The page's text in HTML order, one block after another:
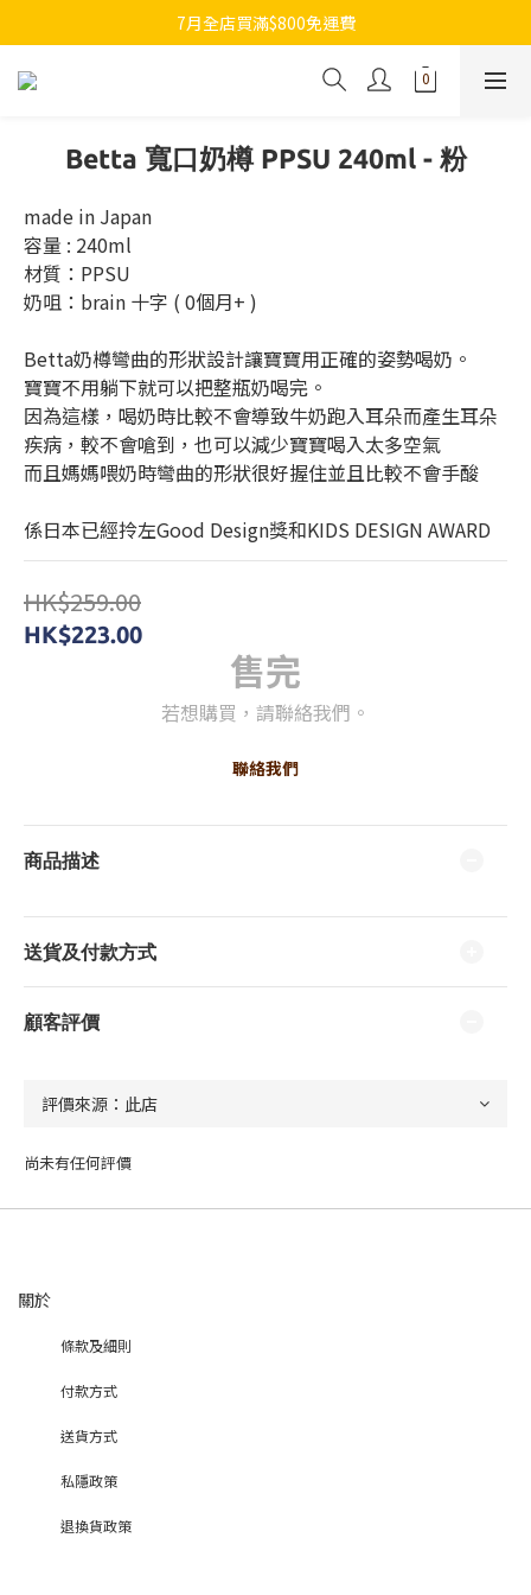
7月全店買滿$800免運費
7月全店買滿$800免運費
歡迎whatsapp查詢各類型日本代購
Betta 寬口奶樽 PPSU 240ml - 粉
made in Japan
容量 : 240ml
材質：PPSU
奶咀：brain 十字 ( 0個月+ )
Betta奶樽彎曲的形狀設計讓寶寶用正確的姿勢喝奶。
寶寶不用躺下就可以把整瓶奶喝完。
因為這樣，喝奶時比較不會導致牛奶跑入耳朵而產生耳朵
疾病，較不會嗆到，也可以減少寶寶喝入太多空氣
而且媽媽喂奶時彎曲的形狀很好握住並且比較不會手酸
係日本已經拎左Good Design獎和KIDS DESIGN AWARD
HK$259.00
HK$223.00
售完
若想購買，請聯絡我們。
聯絡我們
商品描述
送貨及付款方式
顧客評價
尚未有任何評價
關於
條款及細則
付款方式
送貨方式
私隱政策
退換貨政策